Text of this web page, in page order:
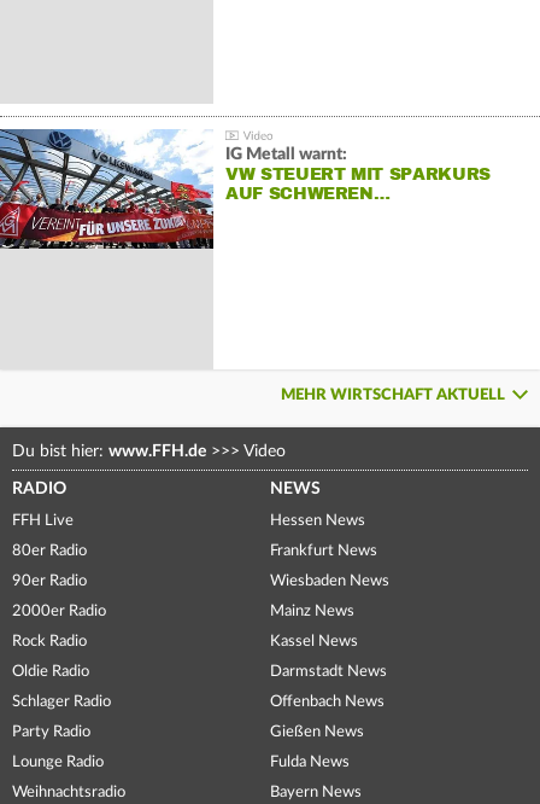
IG Metall warnt:
VW STEUERT MIT SPARKURS
AUF SCHWEREN…
MEHR WIRTSCHAFT AKTUELL
Du bist hier: www.FFH.de >>> Video
RADIO
FFH Live
80er Radio
90er Radio
2000er Radio
Rock Radio
Oldie Radio
Schlager Radio
Party Radio
Lounge Radio
Weihnachtsradio
NEWS
Hessen News
Frankfurt News
Wiesbaden News
Mainz News
Kassel News
Darmstadt News
Offenbach News
Gießen News
Fulda News
Bayern News